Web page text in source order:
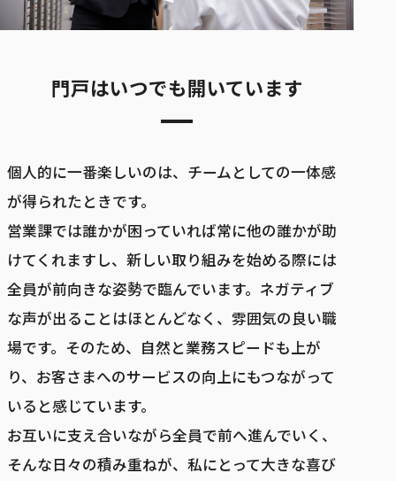
門戸はいつでも開いています
個人的に一番楽しいのは、チームとしての一体感
が得られたときです。
営業課では誰かが困っていれば常に他の誰かが助
けてくれますし、新しい取り組みを始める際には
全員が前向きな姿勢で臨んでいます。ネガティブ
な声が出ることはほとんどなく、雰囲気の良い職
場です。そのため、自然と業務スピードも上が
り、お客さまへのサービスの向上にもつながって
いると感じています。
お互いに支え合いながら全員で前へ進んでいく、
そんな日々の積み重ねが、私にとって大きな喜び